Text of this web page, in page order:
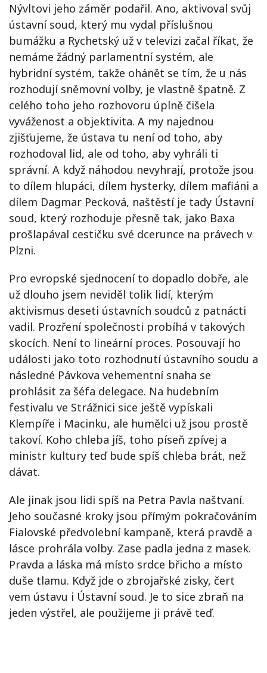
Nývltovi jeho záměr podařil. Ano, aktivoval svůj
ústavní soud, který mu vydal příslušnou
bumážku a Rychetský už v televizi začal říkat, že
nemáme žádný parlamentní systém, ale
hybridní systém, takže ohánět se tím, že u nás
rozhodují sněmovní volby, je vlastně špatně. Z
celého toho jeho rozhovoru úplně čišela
vyváženost a objektivita. A my najednou
zjišťujeme, že ústava tu není od toho, aby
rozhodoval lid, ale od toho, aby vyhráli ti
správní. A když náhodou nevyhrají, protože jsou
to dílem hlupáci, dílem hysterky, dílem mafiáni a
dílem Dagmar Pecková, naštěstí je tady Ústavní
soud, který rozhoduje přesně tak, jako Baxa
prošlapával cestičku své dcerunce na právech v
Plzni.
Pro evropské sjednocení to dopadlo dobře, ale
už dlouho jsem neviděl tolik lidí, kterým
aktivismus deseti ústavních soudců z patnácti
vadil. Prozření společnosti probíhá v takových
skocích. Není to lineární proces. Posouvají ho
události jako toto rozhodnutí ústavního soudu a
následné Pávkova vehementní snaha se
prohlásit za šéfa delegace. Na hudebním
festivalu ve Strážnici sice ještě vypískali
Klempíře i Macinku, ale humělci už jsou prostě
takoví. Koho chleba jíš, toho píseň zpívej a
ministr kultury teď bude spíš chleba brát, než
dávat.
Ale jinak jsou lidi spíš na Petra Pavla naštvaní.
Jeho současné kroky jsou přímým pokračováním
Fialovské předvolební kampaně, která pravdě a
lásce prohrála volby. Zase padla jedna z masek.
Pravda a láska má místo srdce břicho a místo
duše tlamu. Když jde o zbrojařské zisky, čert
vem ústavu i Ústavní soud. Je to sice zbraň na
jeden výstřel, ale použijeme ji právě teď.